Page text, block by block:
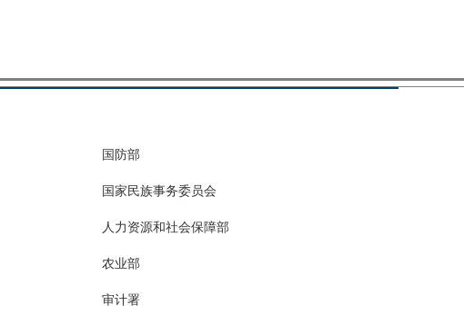
国防部
国家民族事务委员会
人力资源和社会保障部
农业部
审计署